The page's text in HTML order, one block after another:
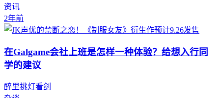
资讯
2年前
在Galgame会社上班是怎样一种体验？给想入行同
学的建议
醉里挑灯看剑